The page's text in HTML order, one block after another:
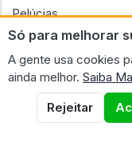
Só para melhorar
A gente usa cookies
ainda melhor. Saiba
Rejeitar
Pelúcias
Bonecas
CNPJ n.º 30.220.458/